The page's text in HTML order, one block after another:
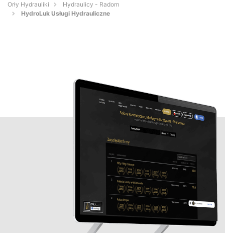
Orły Hydrauliki
Hydraulicy - Radom
HydroLuk Usługi Hydrauliczne